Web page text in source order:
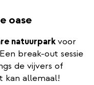
oase
natuurparkvoor
break-out sessie
de vijvers of
kan allemaal!